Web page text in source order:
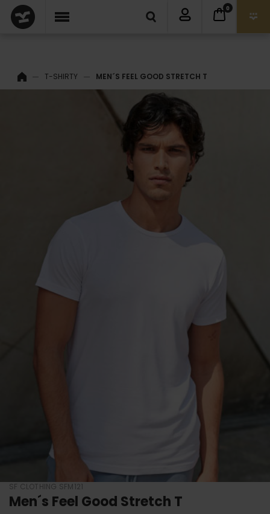
0
T-SHIRTY MEN´S FEEL GOOD STRETCH T
SF CLOTHING SFM121
Men´s Feel Good Stretch T